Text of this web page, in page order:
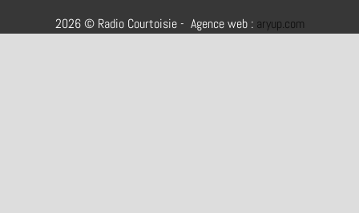
2026 © Radio Courtoisie - Agence web : aryup.com